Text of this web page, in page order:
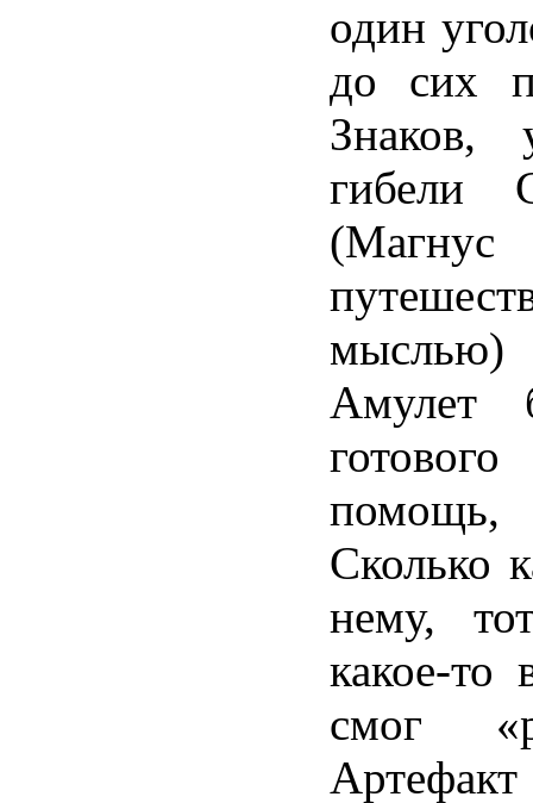
один
до сих
Знаков,
гибели
мыслью)
Амулет
Сколько
нему,
какое-то
смог